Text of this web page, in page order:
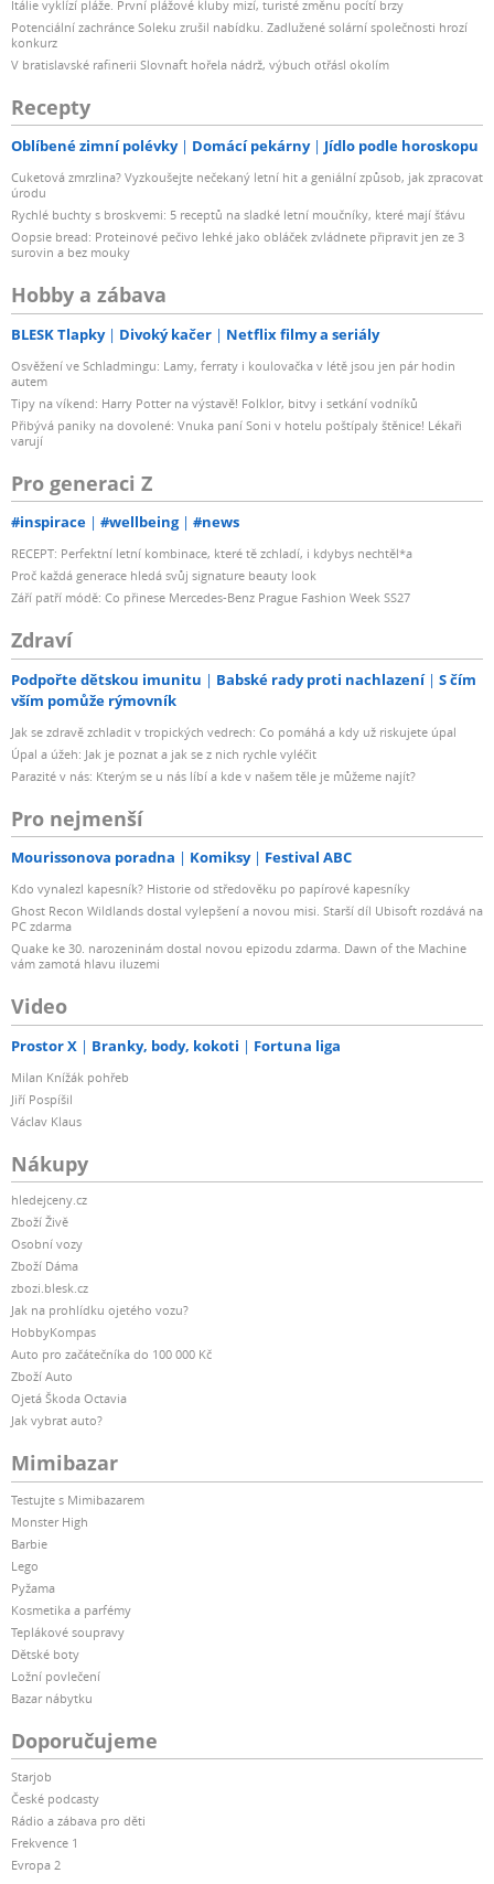
Itálie vyklízí pláže. První plážové kluby mizí, turisté změnu pocítí brzy
Potenciální zachránce Soleku zrušil nabídku. Zadlužené solární společnosti hrozí
konkurz
V bratislavské rafinerii Slovnaft hořela nádrž, výbuch otřásl okolím
Recepty
Oblíbené zimní polévky Domácí pekárny Jídlo podle horoskopu
Cuketová zmrzlina? Vyzkoušejte nečekaný letní hit a geniální způsob, jak zpracovat
úrodu
Rychlé buchty s broskvemi: 5 receptů na sladké letní moučníky, které mají šťávu
Oopsie bread: Proteinové pečivo lehké jako obláček zvládnete připravit jen ze 3
surovin a bez mouky
Hobby a zábava
BLESK Tlapky Divoký kačer Netflix filmy a seriály
Osvěžení ve Schladmingu: Lamy, ferraty i koulovačka v létě jsou jen pár hodin
autem
Tipy na víkend: Harry Potter na výstavě! Folklor, bitvy i setkání vodníků
Přibývá paniky na dovolené: Vnuka paní Soni v hotelu poštípaly štěnice! Lékaři
varují
Pro generaci Z
#inspirace #wellbeing #news
RECEPT: Perfektní letní kombinace, které tě zchladí, i kdybys nechtěl*a
Proč každá generace hledá svůj signature beauty look
Září patří módě: Co přinese Mercedes-Benz Prague Fashion Week SS27
Zdraví
Podpořte dětskou imunitu Babské rady proti nachlazení
S čím
vším pomůže rýmovník
Jak se zdravě zchladit v tropických vedrech: Co pomáhá a kdy už riskujete úpal
Úpal a úžeh: Jak je poznat a jak se z nich rychle vyléčit
Parazité v nás: Kterým se u nás líbí a kde v našem těle je můžeme najít?
Pro nejmenší
Mourissonova poradna Komiksy Festival ABC
Kdo vynalezl kapesník? Historie od středověku po papírové kapesníky
Ghost Recon Wildlands dostal vylepšení a novou misi. Starší díl Ubisoft rozdává na
PC zdarma
Quake ke 30. narozeninám dostal novou epizodu zdarma. Dawn of the Machine
vám zamotá hlavu iluzemi
Video
Prostor X Branky, body, kokoti Fortuna liga
Milan Knížák pohřeb
Jiří Pospíšil
Václav Klaus
Nákupy
hledejceny.cz
Zboží Živě
Osobní vozy
Zboží Dáma
zbozi.blesk.cz
Jak na prohlídku ojetého vozu?
HobbyKompas
Auto pro začátečníka do 100 000 Kč
Zboží Auto
Ojetá Škoda Octavia
Jak vybrat auto?
Mimibazar
Testujte s Mimibazarem
Monster High
Barbie
Lego
Pyžama
Kosmetika a parfémy
Teplákové soupravy
Dětské boty
Ložní povlečení
Bazar nábytku
Doporučujeme
Starjob
České podcasty
Rádio a zábava pro děti
Frekvence 1
Evropa 2